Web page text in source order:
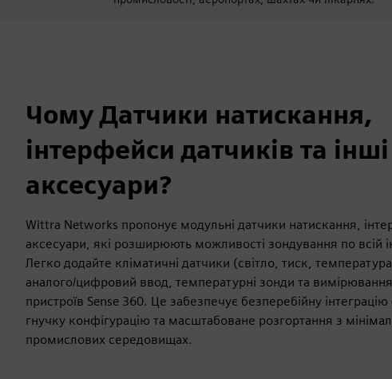
Чому Датчики натискання,
інтерфейси датчиків та інші
аксесуари?
Wittra Networks пропонує модульні датчики натискання,
аксесуари, які розширюють можливості зондування по всій
Легко додайте кліматичні датчики (світло, тиск,
аналого/цифровий ввод, температурні зонди та
пристроїв Sense 360. Це забезпечує безперебійну інтеграцію
гнучку конфігурацію та масштабоване розгортання з
промислових середовищах.